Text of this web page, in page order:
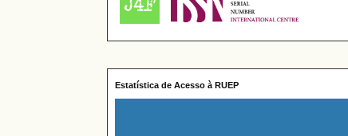
Estatística de Acesso à RUEP